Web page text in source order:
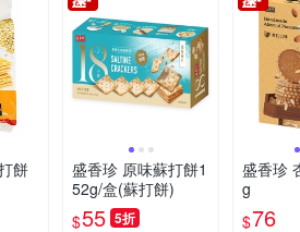
餅
盛香珍 原味蘇打餅1
52g/盒(蘇打餅)
$55 5折
盛香珍
g
$76